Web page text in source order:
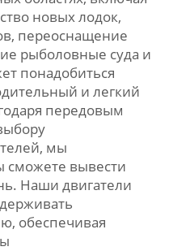
новых лодок,
переоснащение
рыболовные суда и
понадобиться
и легкий
передовым
мы
сможете вывести
Наши двигатели
обеспечивая